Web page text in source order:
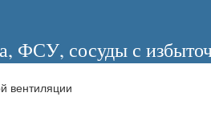
сосуды с
вентиляции